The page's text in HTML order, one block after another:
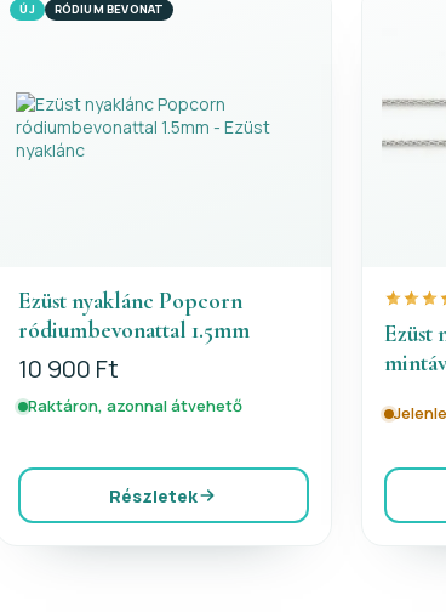
ÚJ RÓDIUM BEVONAT
Ezüst nyaklánc Popcorn
ródiumbevonattal 1.5mm
10 900 Ft
Raktáron, azonnal átvehető
Részletek
Ezüst